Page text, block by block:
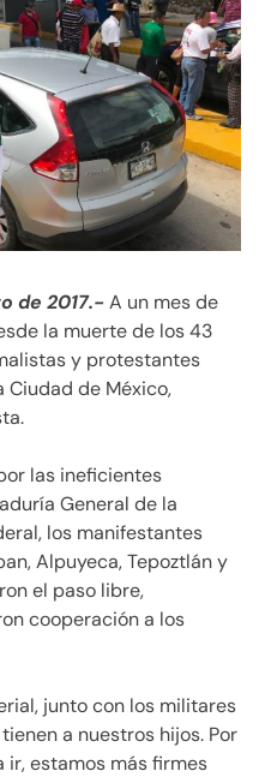
de 2017.- A un mes de
la muerte de los 43
y protestantes
Ciudad de México,
las ineficientes
General de la
los manifestantes
Alpuyeca, Tepoztlán y
el paso libre,
cooperación a los
junto con los militares
a nuestros hijos. Por
ir, estamos más firmes